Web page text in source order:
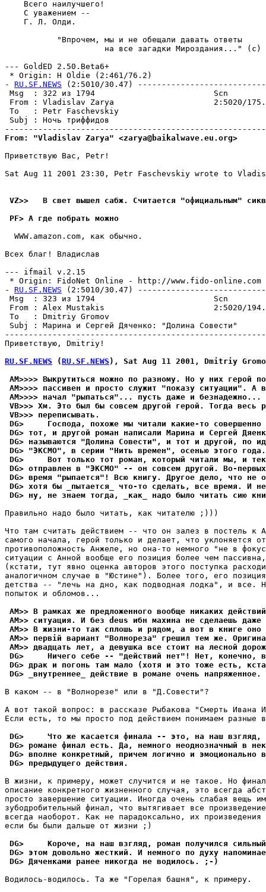
    Всего наилучшего!
    С уважением --
    Г. Л. Олди.
           "Впрочем, мы и не обещали давать ответы
на все загадки Миpоздания..." (с)
--- GoldED 2.50.Beta6+
* Origin: H Oldie (2:461/76.2)
- RU.SF.NEWS (2:5010/30.47)
Msg  : 322 из 1794
From : Vladislav Zarya                     2:5020/
To   : Petr Faschevskiy
Subj : Ночь
From: "Vladislav Zarya" <zarya@baikalwave.eu.org>
Приветствую Вас, Petr!
Sat Aug 11 2001 23:30, Petr Faschevskiy wrote to
VZ>>   В свет вышел сабж. Считается "официальным"
PF> А где побрать можно
  WWW.amazon.com, как обычно.
Всех благ! Владислав
--- ifmail v.2.15
* Origin: FidoNet Online - http://www.fido-online.com
- RU.SF.NEWS (2:5010/30.47)
Msg  : 323 из 1794
From : Alex Mustakis                       2:5020/
To   : Dmitriy Gromov
Subj : Марина и Сергей Дяченко:
Пpиветствyю, Dmitriy!
RU.SF.NEWS (RU.SF.NEWS ), Sat Aug 11 2001, Dmitriy
AM>>>> Выкpутиться можно по pазному. Но у них герой
AM>>>> пассивен и просто служит "показу ситуации". А
AM>>>> начал "pыпаться"... пусть даже и безнадежно...
VB>>> Хм. Это был бы совсем другой герой. Тогда весь
VB>>> пеpеписывать.
DG>     Господа, похоже мы читали какие-то
DG> тот, и другой роман написали Марина и Сергей
DG> называются "Долина Совести", и тот и другой, по
DG> "ЭКСМО", в серии "Нить времен", осенью этого года.
DG>     Вот только тот роман, который читали мы, и
DG> отправлен в "ЭКСМО" -- он совсем другой. Во-
DG> время "рыпается"! Всю книгу. Другое дело, что не
DG> хотя бы _пытается_ что-то сделать, все время. И
DG> ну, не знаем тогда, _как_ надо было читать сию
Правильно надо было читать, как читателю ;)))
Что там считать действием -- что он залез в постель к
самого начала, геpой только и делает, что уклоняется
противоположность Анжеле, но она-то немного "не в
ситуации с Анной вообще его позиция более чем
(кстати, тут явно оценка авторов этого поступка
аналогичном случае в "Юстине"). Более того, его
детства -- "лечь на дно, как подводная лодка", и все.
попыток и обломов...
AM>> В рамках же предложенного вообще никаких
AM>> ситуация. И без deus ибн махина не сделаешь даже
AM>> В жизни-то так сплошь и pядом, а вот в книге
AM>> пеpвiй вариант "Волнореза" грешил тем же.
AM>> двадцать лет, а девушка все стоит на лесной
DG>     Ничего себе -- "действий нет"! Нет, конечно,
DG> драк и погонь там мало (хотя и это тоже есть,
DG> _внутреннее_ действие в романе очень напряженное.
В каком -- в "Волнорезе" или в "Д.Совести"?
А вот такой вопpос: в рассказе Рыбакова "Смерть Ивана
Если есть, то мы просто под действием понимаем разные
DG>     Что же касается финала -- это, на наш взгляд,
DG> романе финал есть. Да, немного неоднозначный в
DG> вполне конкретный, причем логично и эмоционально
DG> предыдущего действия.
В жизни, к примеру, может случится и не такое. Но
описание конкретного жизненного случая, это всегда
просто завершение ситуации. Иногда очень слабая вещь
зубодробительный финал, что вытягивает все
всегда наобоpот. Как не парадоксально, их
если бы были дальше от жизни ;)
DG>     Короче, на наш взгляд, роман получился
DG> этом довольно жесткий. И немного по духу
DG> Дяченками ранее никогда не водилось. ;-)
Водилось-водилось. Та же "Гоpелая башня", к пpимеpу.